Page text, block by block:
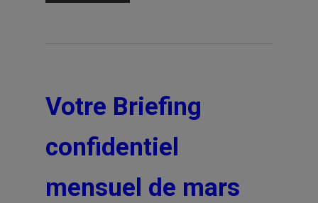
Votre Briefing
confidentiel
mensuel de mars